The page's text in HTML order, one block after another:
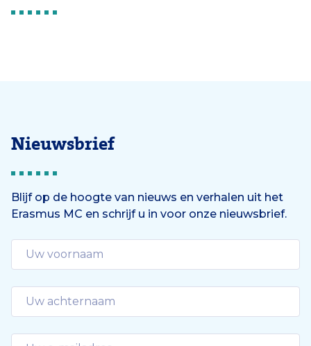
Nieuwsbrief
Blijf op de hoogte van nieuws en verhalen uit het
Erasmus MC en schrijf u in voor onze nieuwsbrief.